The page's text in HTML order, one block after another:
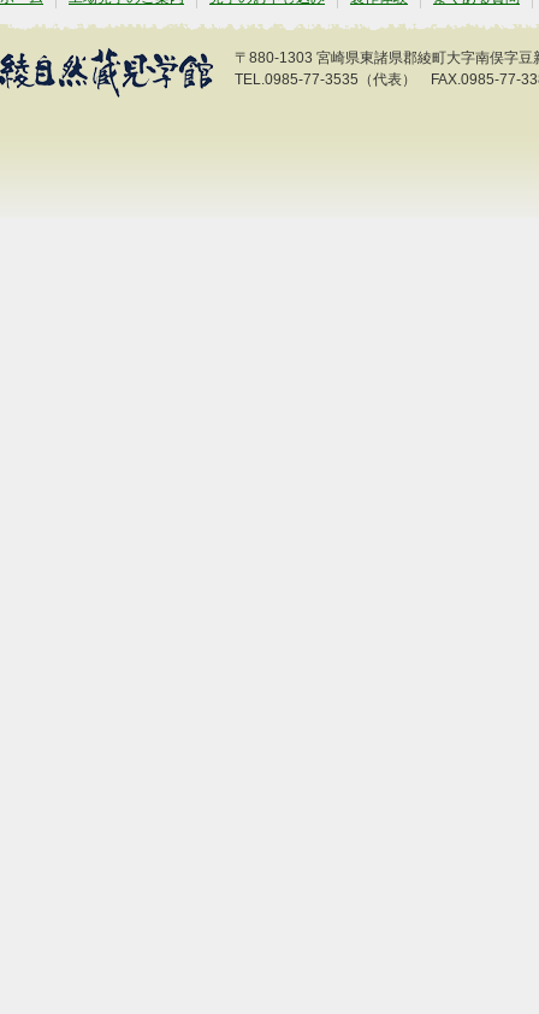
〒880-1303 宮崎県東諸県郡綾町大字南俣字豆
TEL.0985-77-3535（代表） FAX.0985-77-